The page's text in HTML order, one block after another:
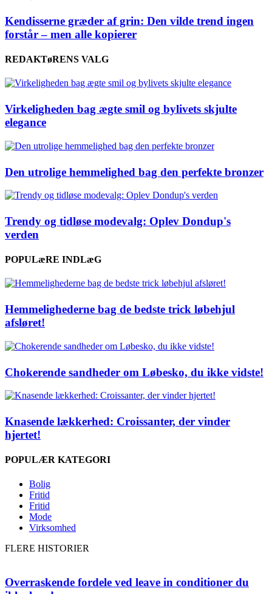
Kendisserne græder af grin: Den vilde trend ingen
forstår – men alle kopierer
REDAKTøRENS VALG
Virkeligheden bag ægte smil og bylivets skjulte
elegance
Den utrolige hemmelighed bag den perfekte bronzer
Trendy og tidløse modevalg: Oplev Dondup's
verden
POPULæRE INDLæG
Hemmelighederne bag de bedste trick løbehjul
afsløret!
Chokerende sandheder om Løbesko, du ikke vidste!
Knasende lækkerhed: Croissanter, der vinder
hjertet!
POPULÆR KATEGORI
Bolig
Fritid
Fritid
Mode
Virksomhed
FLERE HISTORIER
Overraskende fordele ved leave in conditioner du